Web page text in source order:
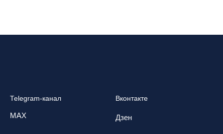
Telegram-канал Вконтакте
MAX Дзен